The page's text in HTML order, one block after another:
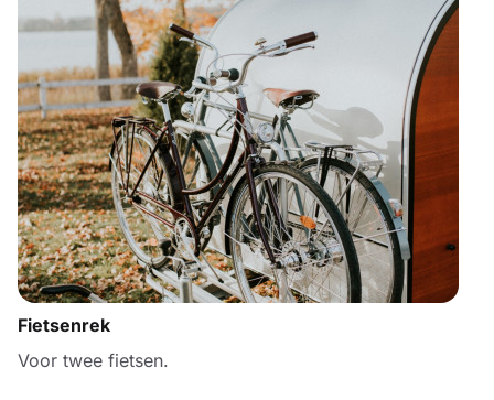
Fietsenrek
Voor twee fietsen.